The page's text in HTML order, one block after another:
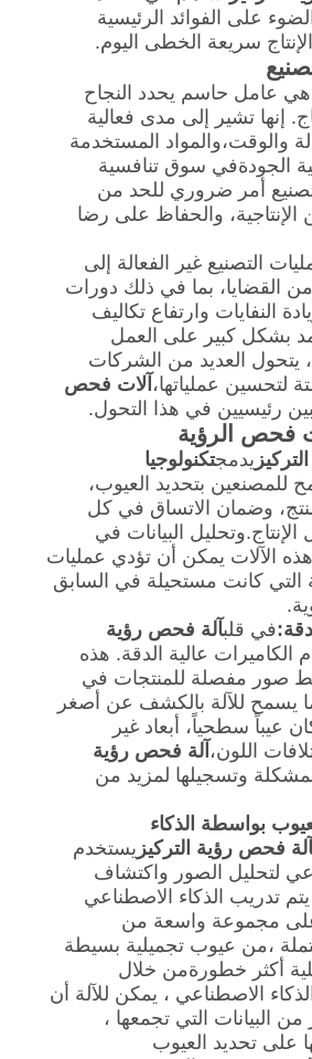
على الفوائد الرئيسية
سريعة الخطى اليوم.
هي عامل حاسم يحدد النجاح
إنها تشير إلى مدى فعالية
والوقت،والمواد المستخدمة
الجودةفي سوق تنافسية
أمر ضروري للحد من
الإنتاجية، والحفاظ على رضا
التصنيع غير الفعالة إلى
القضايا، بما في ذلك دورات
النفايات وارتفاع تكاليف
بشكل كبير على العمل
يتحول العديد من الشركات
لتحسين عملياتها، آلات فحص
رئيسيين في هذا التحول.
فحص الرؤية
يدمجتكنولوجيا
للمصنعين بتحديد العيوب،
وضمان الاتساق في كل
البيانات في
الآلات يمكن أن تؤدي عمليات
التي كانت مستحيلة في السابق
في قلبآلة فحص رؤية
الكاميرات عالية الدقة. هذه
صور مفصلة للمنتجات في
يسمح للآلة بالكشف عن أصغر
عيباً سطحياً، أبعاد غير
اللون، آلة فحص رؤية
وتسجيلها لمزيد من
بواسطة الذكاء
فحص رؤية التركيز يستخدم
لتحليل الصور واكتشاف
يتم تدريب الذكاء الاصطناعي
مجموعة واسعة من
،من عيوب تجميلية بسيطة
أكثر خطورةمن خلال
الاصطناعي ، يمكن للآلة أن
من البيانات التي تجمعها ،
على تحديد العيوب